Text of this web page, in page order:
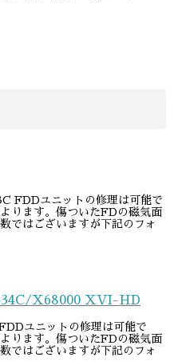
FDDユニットの修理は可能で
ります。傷ついたFDの磁気面
ではございますが下記のフォ
X68000 XVI-HD
ユニットの修理は可能で
ります。傷ついたFDの磁気面
ではございますが下記のフォ